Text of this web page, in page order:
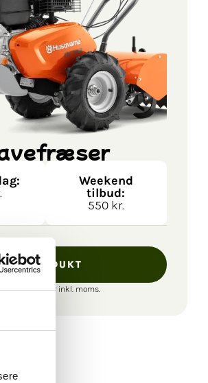
Weekend
tilbud:
550 kr.
SE PRODUKT
vores priser er inkl. moms.